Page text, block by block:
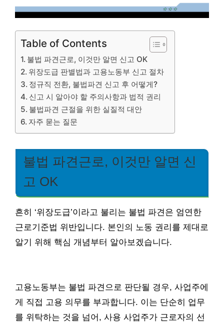
Table of Contents
불법 파견근로, 이것만 알면 신고 OK
위장도급 판별법과 고용노동부 신고 절차
정규직 전환, 불법파견 신고 후 어떻게?
신고 시 알아야 할 주의사항과 법적 권리
불법파견 근절을 위한 실질적 대안
자주 묻는 질문
불법 파견근로, 이것만 알면 신
고 OK
흔히 ‘위장도급’이라고 불리는 불법 파견은 엄연한
근로기준법 위반입니다. 본인의 노동 권리를 제대로
알기 위해 핵심 개념부터 알아보겠습니다.
고용노동부는 불법 파견으로 판단될 경우, 사업주에
게 직접 고용 의무를 부과합니다. 이는 단순히 업무
를 위탁하는 것을 넘어, 사용 사업주가 근로자의 선